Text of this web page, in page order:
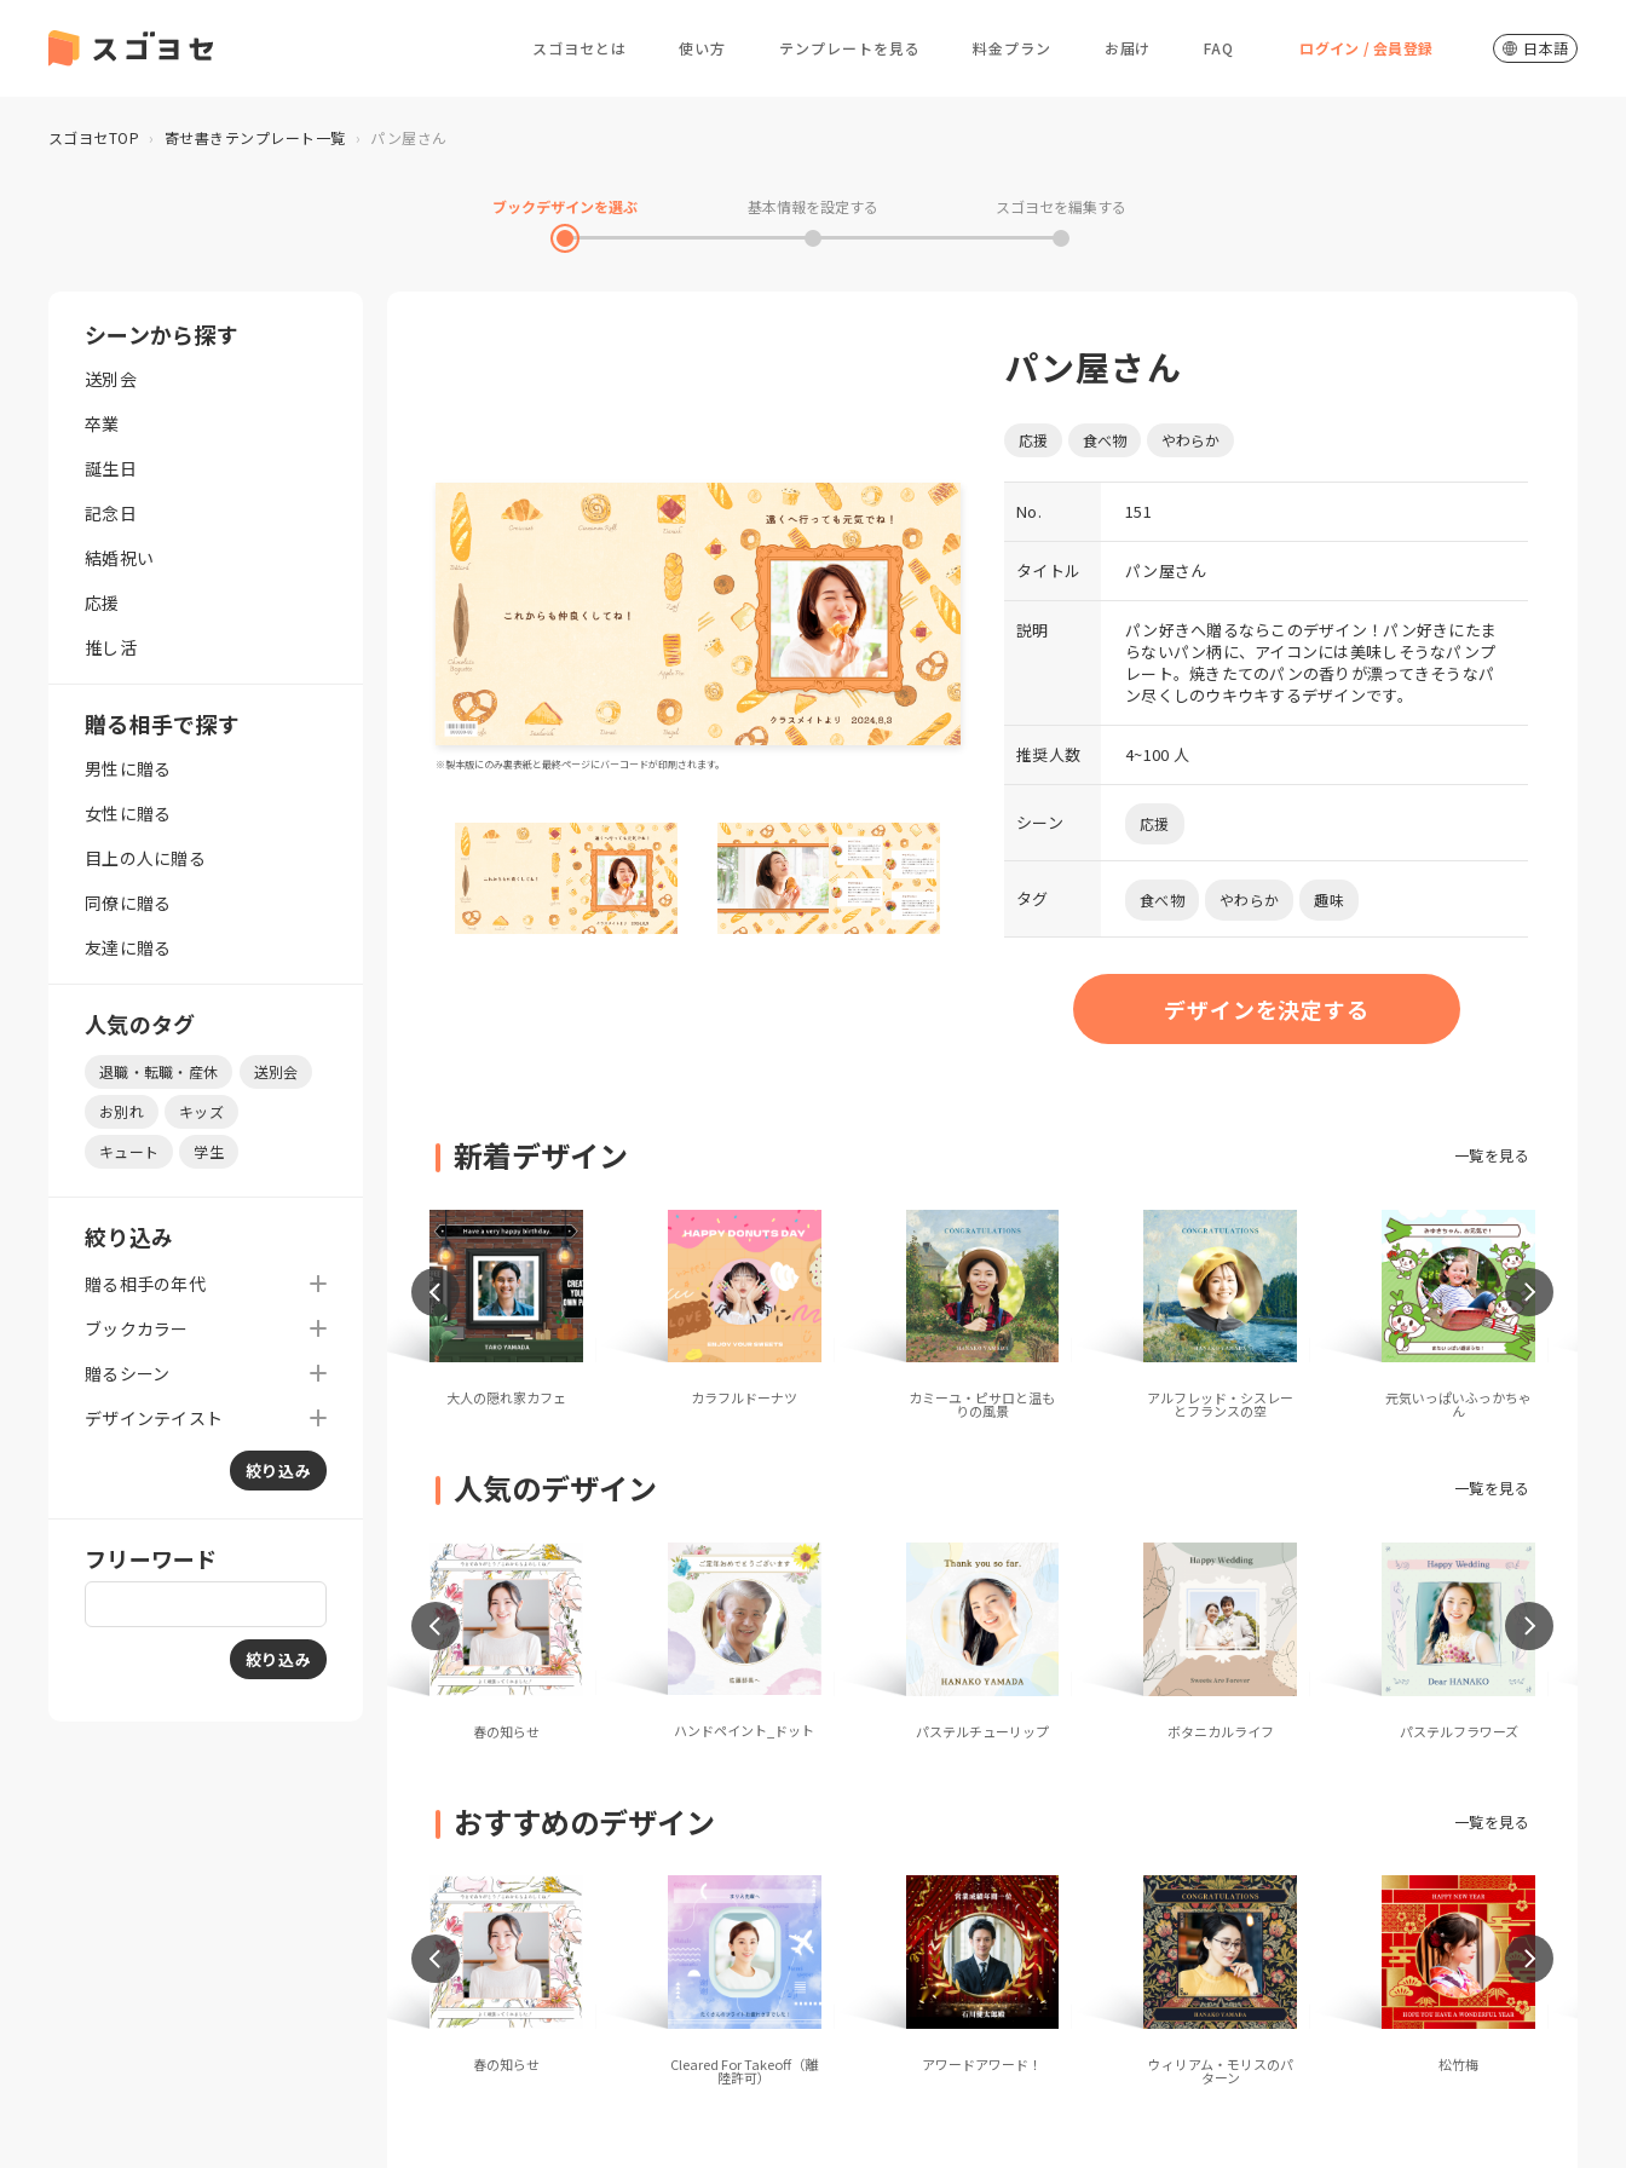
スゴヨセとは 使い方 テンプレートを見る 料金プラン お届け FAQ 日本語
ログイン / 会員登録
スゴヨセTOP 寄せ書きテンプレート一覧 パン屋さん
ブックデザインを選ぶ 基本情報を設定する スゴヨセを編集する
シーンから探す
送別会
卒業
誕生日
記念日
結婚祝い
応援
推し活
贈る相手で探す
男性に贈る
女性に贈る
目上の人に贈る
同僚に贈る
友達に贈る
人気のタグ
退職・転職・産休
送別会
お別れ
キッズ
キュート
学生
絞り込み
贈る相手の年代
ブックカラー
贈るシーン
デザインテイスト
絞り込み
フリーワード
絞り込み
※製本版にのみ裏表紙と最終ページにバーコードが印刷されます。
パン屋さん
応援 食べ物 やわらか
No. 151
タイトル パン屋さん
説明
パン好きへ贈るならこのデザイン！パン好きにたま
らないパン柄に、アイコンには美味しそうなパンプ
レート。焼きたてのパンの香りが漂ってきそうなパ
ン尽くしのウキウキするデザインです。
推奨人数 4~100 人
シーン 応援
タグ 食べ物 やわらか 趣味
デザインを決定する
新着デザイン 一覧を見る
大人の隠れ家カフェ カラフルドーナツ カミーユ・ピサロと温も
りの風景
アルフレッド・シスレー
とフランスの空
元気いっぱいふっかちゃ
ん
人気のデザイン 一覧を見る
春の知らせ ハンドペイント_ドット パステルチューリップ ボタニカルライフ パステルフラワーズ
おすすめのデザイン 一覧を見る
春の知らせ Cleared For Takeoff（離
陸許可）
アワードアワード！ ウィリアム・モリスのパ
ターン
松竹梅